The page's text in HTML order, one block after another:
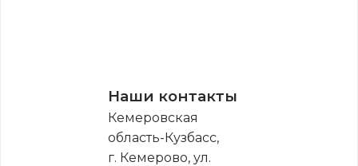
Наши контакты
Кемеровская
область-Кузбасс,
г. Кемерово, ул.